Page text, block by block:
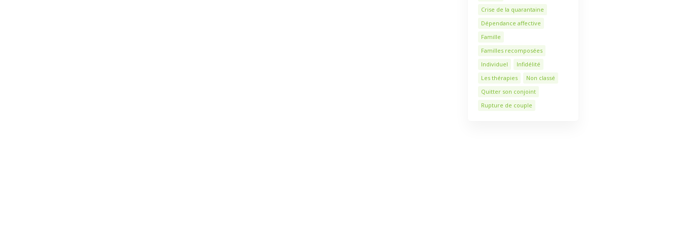
Crise de la quarantaine
Dépendance affective
Famille
Familles recomposées
Individuel
Infidélité
Les thérapies
Non classé
Quitter son conjoint
Rupture de couple